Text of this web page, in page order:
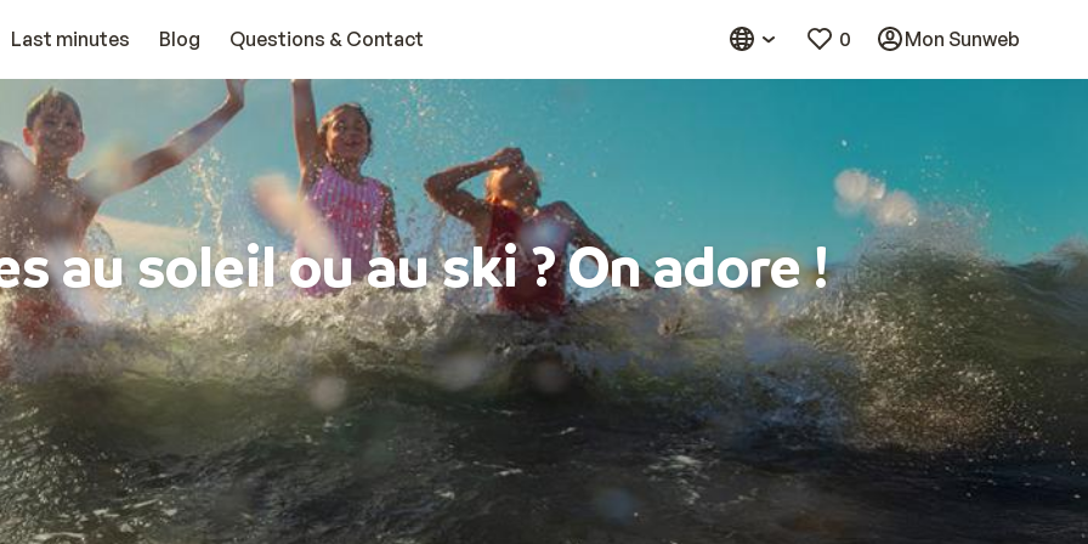
Last minutes Blog Questions & Contact 0 Mon Sunweb
au soleil ou au ski ? On adore !